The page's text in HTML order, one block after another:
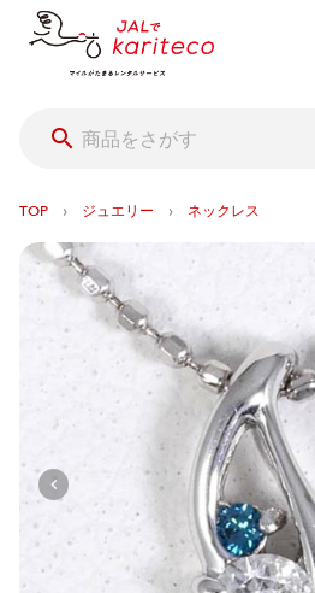
TOP › ジュエリー › ネックレス